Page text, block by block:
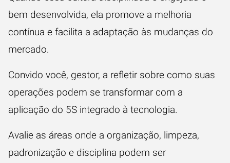
bem desenvolvida, ela promove a melhoria
contínua e facilita a adaptação às mudanças do
mercado.
Convido você, gestor, a refletir sobre como suas
operações podem se transformar com a
aplicação do 5S integrado à tecnologia.
Avalie as áreas onde a organização, limpeza,
padronização e disciplina podem ser